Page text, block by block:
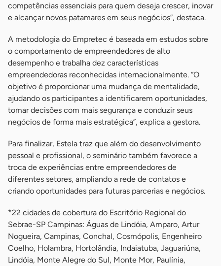
competências essenciais para quem deseja crescer, inovar
e alcançar novos patamares em seus negócios”, destaca.
A metodologia do Empretec é baseada em estudos sobre
o comportamento de empreendedores de alto
desempenho e trabalha dez características
empreendedoras reconhecidas internacionalmente. “O
objetivo é proporcionar uma mudança de mentalidade,
ajudando os participantes a identificarem oportunidades,
tomar decisões com mais segurança e conduzir seus
negócios de forma mais estratégica”, explica a gestora.
Para finalizar, Estela traz que além do desenvolvimento
pessoal e profissional, o seminário também favorece a
troca de experiências entre empreendedores de
diferentes setores, ampliando a rede de contatos e
criando oportunidades para futuras parcerias e negócios.
*22 cidades de cobertura do Escritório Regional do
Sebrae-SP Campinas: Águas de Lindóia, Amparo, Artur
Nogueira, Campinas, Conchal, Cosmópolis, Engenheiro
Coelho, Holambra, Hortolândia, Indaiatuba, Jaguariúna,
Lindóia, Monte Alegre do Sul, Monte Mor, Paulínia,